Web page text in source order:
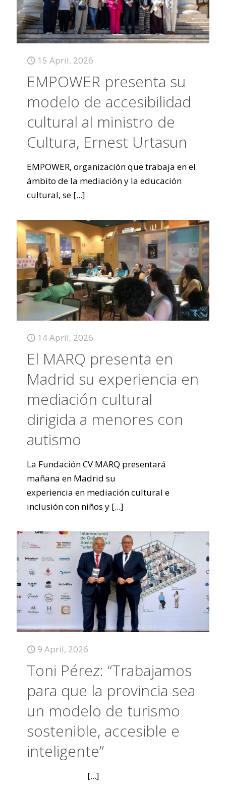
15 April, 2026
EMPOWER presenta su
modelo de accesibilidad
cultural al ministro de
Cultura, Ernest Urtasun
EMPOWER, organización que trabaja en el
ámbito de la mediación y la educación
cultural, se [...]
14 April, 2026
El MARQ presenta en
Madrid su experiencia en
mediación cultural
dirigida a menores con
autismo
La Fundación CV MARQ presentará
mañana en Madrid su
experiencia en mediación cultural e
inclusión con niños y [...]
9 April, 2026
Toni Pérez: “Trabajamos
para que la provincia sea
un modelo de turismo
sostenible, accesible e
inteligente”
[...]